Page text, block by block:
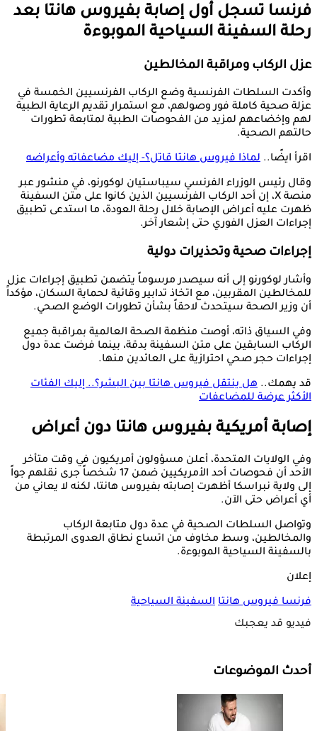
فرنسا تسجل أول إصابة بفيروس هانتا بعد
رحلة السفينة السياحية الموبوءة
عزل الركاب ومراقبة المخالطين
وأكدت السلطات الفرنسية وضع الركاب الفرنسيين الخمسة في
عزلة صحية كاملة فور وصولهم، مع استمرار تقديم الرعاية الطبية
لهم وإخضاعهم لمزيد من الفحوصات الطبية لمتابعة تطورات
حالتهم الصحية.
اقرأ ايضًا.. لماذا فيروس هانتا قاتل؟- إليك مضاعفاته وأعراضه
وقال رئيس الوزراء الفرنسي سيباستيان لوكورنو، في منشور عبر
منصة X، إن أحد الركاب الفرنسيين الذين كانوا على متن السفينة
ظهرت عليه أعراض الإصابة خلال رحلة العودة، ما استدعى تطبيق
إجراءات العزل الفوري حتى إشعار آخر.
إجراءات صحية وتحذيرات دولية
وأشار لوكورنو إلى أنه سيصدر مرسوماً يتضمن تطبيق إجراءات عزل
للمخالطين المقربين، مع اتخاذ تدابير وقائية لحماية السكان، مؤكداً
أن وزير الصحة سيتحدث لاحقاً بشأن تطورات الوضع الصحي.
وفي السياق ذاته، أوصت منظمة الصحة العالمية بمراقبة جميع
الركاب السابقين على متن السفينة بدقة، بينما فرضت عدة دول
إجراءات حجر صحي احترازية على العائدين منها.
قد يهمك.. هل ينتقل فيروس هانتا بين البشر؟.. إليك الفئات
الأكثر عرضة للمضاعفات
إصابة أمريكية بفيروس هانتا دون أعراض
وفي الولايات المتحدة، أعلن مسؤولون أمريكيون في وقت متأخر
الأحد أن فحوصات أحد الأمريكيين ضمن 17 شخصاً جرى نقلهم جواً
إلى ولاية نبراسكا أظهرت إصابته بفيروس هانتا، لكنه لا يعاني من
أي أعراض حتى الآن.
وتواصل السلطات الصحية في عدة دول متابعة الركاب
والمخالطين، وسط مخاوف من اتساع نطاق العدوى المرتبطة
بالسفينة السياحية الموبوءة.
إعلان
فرنسافيروس هانتا السفينة السياحية
فيديو قد يعجبك
أحدث الموضوعات